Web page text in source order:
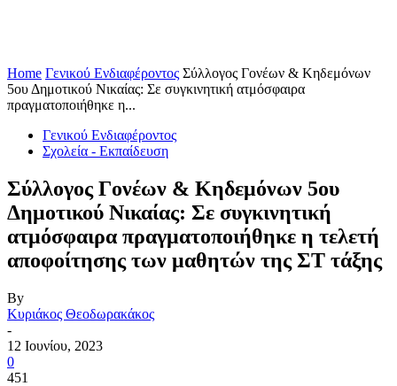
Home Γενικού Ενδιαφέροντος Σύλλογος Γονέων & Κηδεμόνων
5ου Δημοτικού Νικαίας: Σε συγκινητική ατμόσφαιρα
πραγματοποιήθηκε η...
Γενικού Ενδιαφέροντος
Σχολεία - Εκπαίδευση
Σύλλογος Γονέων & Κηδεμόνων 5ου
Δημοτικού Νικαίας: Σε συγκινητική
ατμόσφαιρα πραγματοποιήθηκε η τελετή
αποφοίτησης των μαθητών της ΣΤ τάξης
By
Κυριάκος Θεοδωρακάκος
-
12 Ιουνίου, 2023
0
451